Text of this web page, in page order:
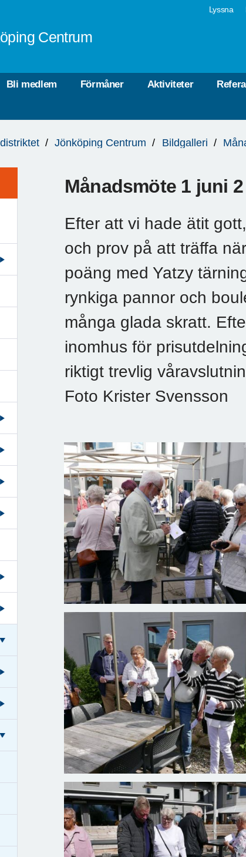
Lyssna
Centrum
Bli medlem Förmåner Aktiviteter
Jönköping Centrum Bildgalleri
Månadsmöte 1 juni 2
Efter att vi hade ätit
och prov på att träffa
poäng med Yatzy
rynkiga pannor och
många glada skratt.
inomhus för
riktigt trevlig
Foto Krister Svensson